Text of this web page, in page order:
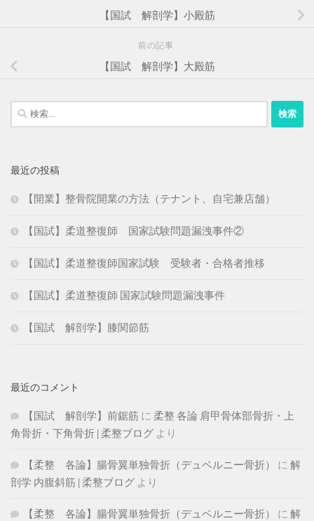
【国試 解剖学】小殿筋
前の記事
【国試 解剖学】大殿筋
検
索:
最近の投稿
【開業】整骨院開業の方法（テナント、自宅兼店舗）
【国試】柔道整復師 国家試験問題漏洩事件②
【国試】柔道整復師国家試験 受験者・合格者推移
【国試】柔道整復師 国家試験問題漏洩事件
【国試 解剖学】膝関節筋
最近のコメント
【国試 解剖学】前鋸筋 に 柔整 各論 肩甲骨体部骨折・上
角骨折・下角骨折 | 柔整ブログ より
【柔整 各論】腸骨翼単独骨折（デュベルニー骨折） に 解
剖学 内腹斜筋 | 柔整ブログ より
【柔整 各論】腸骨翼単独骨折（デュベルニー骨折） に 解